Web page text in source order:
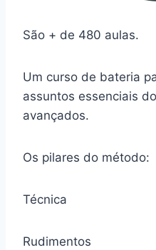
São + de 480 aulas.
Um curso de bateria
assuntos essenciais
avançados.
Os pilares do método:
Técnica
Rudimentos